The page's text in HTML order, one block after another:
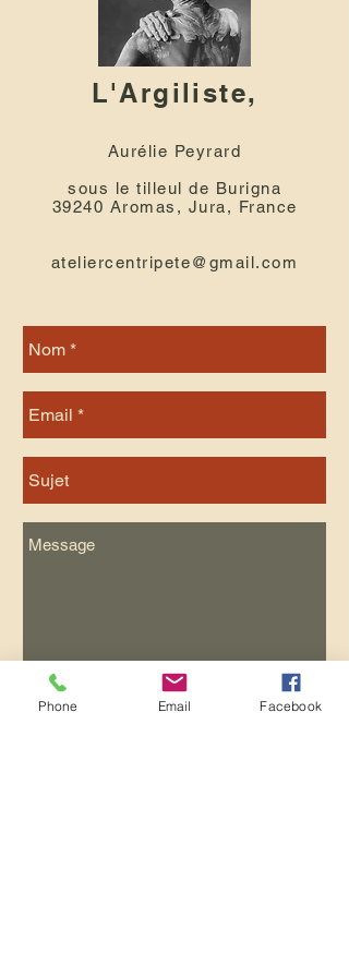
L'Argiliste,
Aurélie Peyrard
sous le tilleul de Burigna
39240 Aromas, Jura, France
ateliercentripete@gmail.com
Envoyer
Phone Email Facebook